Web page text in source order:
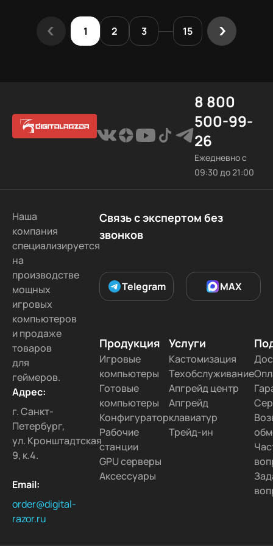
1 2 3 15
8 800
500-99-
26
Ежедневно с
09:30 до 21:00
Наша
компания
специализируется
на
производстве
мощных
игровых
компьютеров
и продаже
товаров
для
геймеров.
Адрес:
г. Санкт-
Петербург,
ул. Кронштадтская
9, к.4.
Email:
order@digital-
razor.ru
Связь с экспертом без
звонков
Telegram MAX
Продукция
Игровые
компьютеры
Готовые
компьютеры
Конфигуратор
Рабочие
станции
GPU серверы
Аксессуары
Услуги
Кастомизация
Техобслуживание
Апгрейд центр
Апгрейд
клавиатур
Трейд-ин